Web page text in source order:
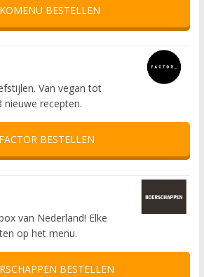
BESTELLEN
Van vegan tot
nieuwe recepten.
FACTOR BESTELLEN
van Nederland! Elke
op het menu.
BESTELLEN